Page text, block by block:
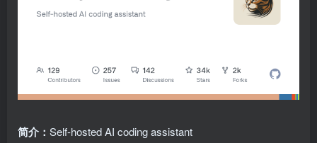
简介： Self-hosted AI coding assistant